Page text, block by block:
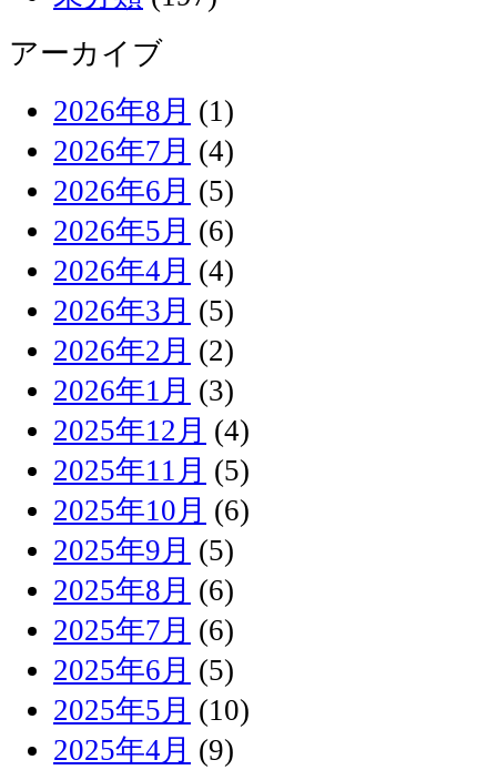
アーカイブ
2026年8月 (1)
2026年7月 (4)
2026年6月 (5)
2026年5月 (6)
2026年4月 (4)
2026年3月 (5)
2026年2月 (2)
2026年1月 (3)
2025年12月 (4)
2025年11月 (5)
2025年10月 (6)
2025年9月 (5)
2025年8月 (6)
2025年7月 (6)
2025年6月 (5)
2025年5月 (10)
2025年4月 (9)